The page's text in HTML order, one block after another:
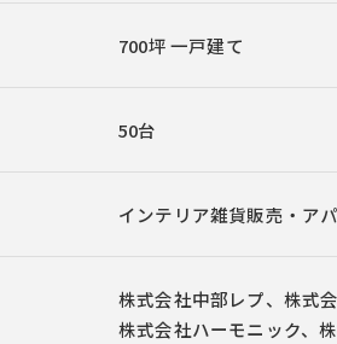
700坪 一戸建て
50台
インテリア雑貨販売・ア
株式会社中部レプ、 株式
株式会社ハーモニック、